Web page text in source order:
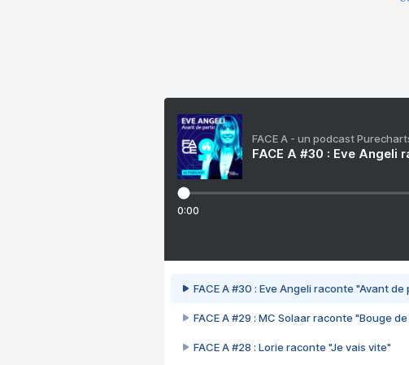
FACE A - un podcast
FACE A #30 : Eve Angeli
0:00
FACE A #30 : Eve Angeli raconte "Avant de
FACE A #29 : MC Solaar raconte "Bouge de
FACE A #28 : Lorie raconte "Je vais vite"